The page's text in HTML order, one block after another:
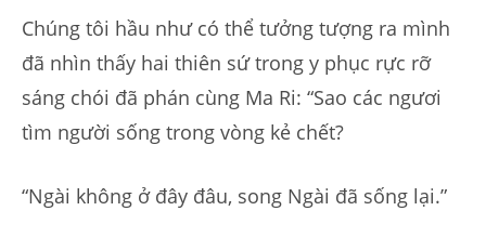
Chúng tôi hầu như có thể tưởng tượng ra mình
đã nhìn thấy hai thiên sứ trong y phục rực rỡ
sáng chói đã phán cùng Ma Ri: “Sao các ngươi
tìm người sống trong vòng kẻ chết?
“Ngài không ở đây đâu, song Ngài đã sống lại.”